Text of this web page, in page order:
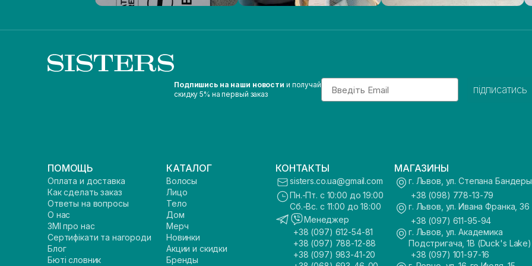
Подпишись на наши новости и получай
скидку 5% на первый заказ
Email
підписатись
ПОМОЩЬ
Оплата и доставка
Как сделать заказ
Ответы на вопросы
О нас
ЗМІ про нас
Сертифікати та нагороди
Блог
Бюті словник
КАТАЛОГ
Волосы
Лицо
Тело
Дом
Мерч
Новинки
Акции и скидки
Бренды
КОНТАКТЫ
sisters.co.ua@gmail.com
Пн.-Пт. с 10:00 до 19:00
Сб.-Вс. с 11:00 до 18:00
Менеджер
+38 (097) 612-54-81
+38 (097) 788-12-88
+38 (097) 983-41-20
МАГАЗИНЫ
г. Львов, ул. Степана
+38 (098) 778-13-79
г. Львов, ул. Ивана Франка, 36
+38 (097) 611-95-94
г. Львов, ул. Академика
Подстригача, 1В (Duck's Lake)
+38 (097) 101-97-16